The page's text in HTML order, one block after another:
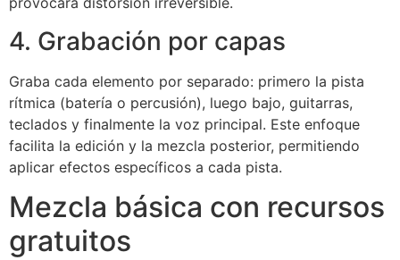
4. Grabación por capas
Graba cada elemento por separado: primero la pista
rítmica (batería o percusión), luego bajo, guitarras,
teclados y finalmente la voz principal. Este enfoque
facilita la edición y la mezcla posterior, permitiendo
aplicar efectos específicos a cada pista.
Mezcla básica con recursos
gratuitos